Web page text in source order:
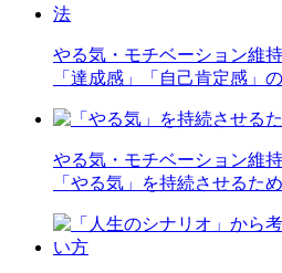
やる気・モチベーション維持
「達成感」「自己肯定感」
やる気・モチベーション維持
「やる気」を持続させるた